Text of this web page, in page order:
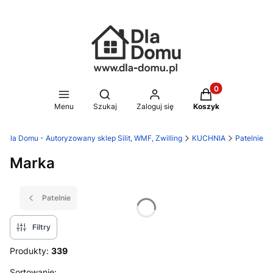
Menu
Otwórz wyszukiwarkę
Szukaj Zaloguj się
Produkty w
Koszyk
Dla Domu - Autoryzowany sklep Silit, WMF, Zwilling KUCHNIA Patelnie
Marka
Patelnie
Filtry
Produkty: 339